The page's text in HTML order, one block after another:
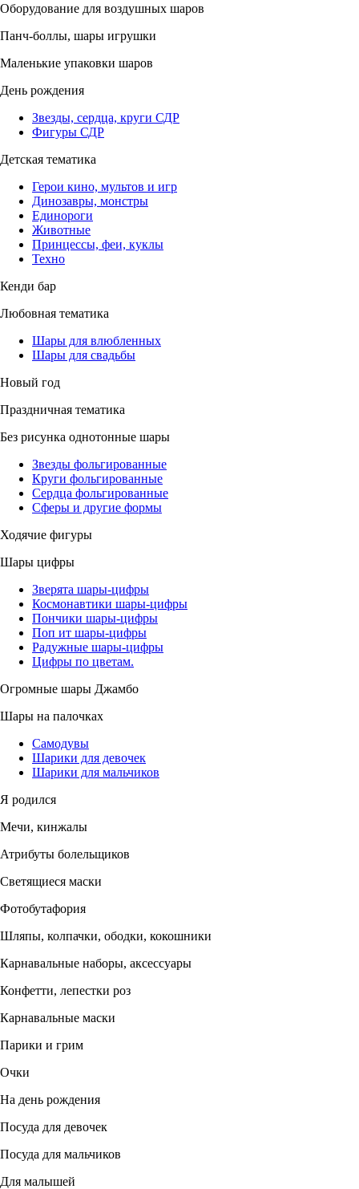
Оборудование для воздушных шаров
Панч-боллы, шары игрушки
Маленькие упаковки шаров
День рождения
Звезды, сердца, круги СДР
Фигуры СДР
Детская тематика
Герои кино, мультов и игр
Динозавры, монстры
Единороги
Животные
Принцессы, феи, куклы
Техно
Кенди бар
Любовная тематика
Шары для влюбленных
Шары для свадьбы
Новый год
Праздничная тематика
Без рисунка однотонные шары
Звезды фольгированные
Круги фольгированные
Сердца фольгированные
Сферы и другие формы
Ходячие фигуры
Шары цифры
Зверята шары-цифры
Космонавтики шары-цифры
Пончики шары-цифры
Поп ит шары-цифры
Радужные шары-цифры
Цифры по цветам.
Огромные шары Джамбо
Шары на палочках
Самодувы
Шарики для девочек
Шарики для мальчиков
Я родился
Мечи, кинжалы
Атрибуты болельщиков
Светящиеся маски
Фотобутафория
Шляпы, колпачки, ободки, кокошники
Карнавальные наборы, аксессуары
Конфетти, лепестки роз
Карнавальные маски
Парики и грим
Очки
На день рождения
Посуда для девочек
Посуда для мальчиков
Для малышей